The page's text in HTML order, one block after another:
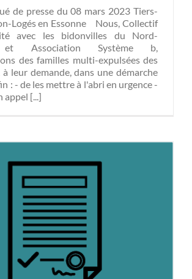
de presse du 08 mars 2023 Tiers-
Logés en Essonne Nous, Collectif
avec les bidonvilles du Nord-
et Association Système b,
des familles multi-expulsées des
leur demande, dans une démarche
: - de les mettre à l'abri en urgence -
appel [...]